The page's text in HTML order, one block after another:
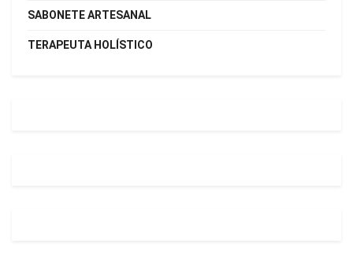
SABONETE ARTESANAL
TERAPEUTA HOLÍSTICO